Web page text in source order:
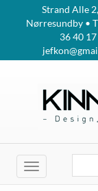
Strand Alle
Nørresundby •
36 40 17
Toggle
navigation